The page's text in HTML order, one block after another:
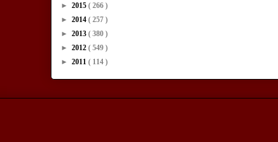
► 2015 ( 266 )
► 2014 ( 257 )
► 2013 ( 380 )
► 2012 ( 549 )
► 2011 ( 114 )